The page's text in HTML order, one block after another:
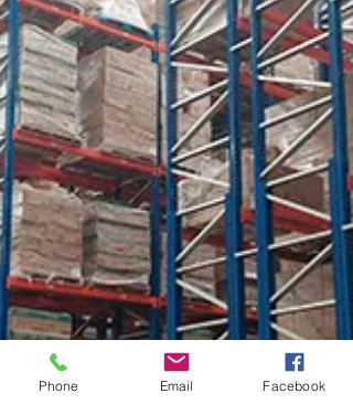
seguridad vial para las flotas comerciales
todo el...
Phone Email Facebook